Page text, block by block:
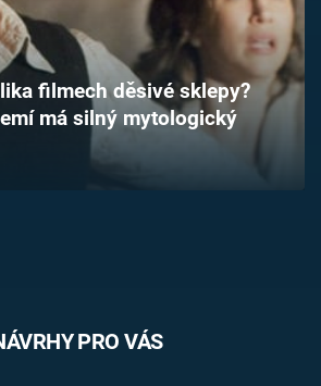
filmech děsivé sklepy?
má silný mytologický
PRO VÁS